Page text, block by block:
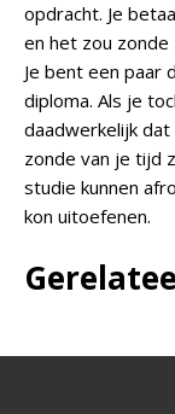
opdracht. Je
en het zou
Je bent een paar
diploma. Als je
daadwerkelijk
zonde van je tijd
studie kunnen
kon uitoefenen.